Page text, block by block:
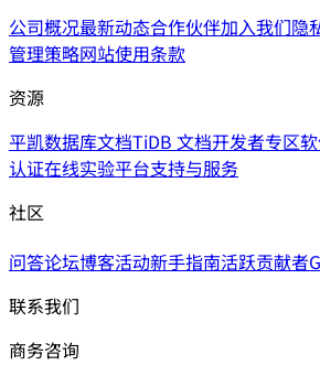
公司概况最新动态合作伙伴加入我们隐
管理策略网站使用条款
资源
平凯数据库文档TiDB 文档开发者专区
认证在线实验平台支持与服务
社区
问答论坛博客活动新手指南活跃贡献者
联系我们
商务咨询